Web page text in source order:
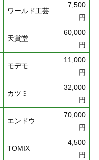
ワールド工芸
7,500
円
天賞堂
60,000
円
モデモ
11,000
円
カツミ
32,000
円
エンドウ
70,000
円
TOMIX
4,500
円